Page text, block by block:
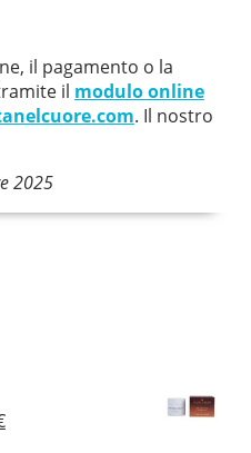
il pagamento o la
il modulo online
. Il nostro
2025
Il